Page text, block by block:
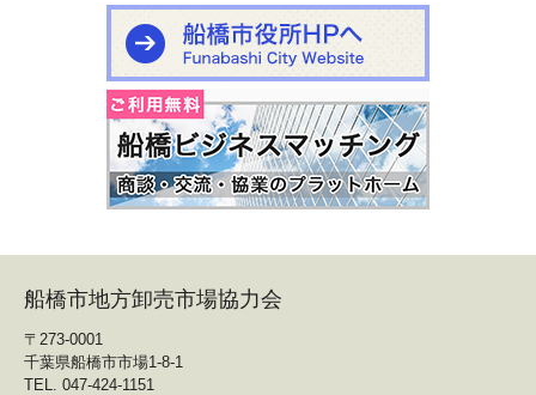
船橋市地方卸売市場協力会
〒273-0001
千葉県船橋市市場1-8-1
TEL. 047-424-1151